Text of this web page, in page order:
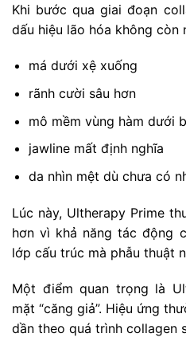
Khi bước qua giai đoạn
dấu hiệu lão hóa không còn
má dưới xệ xuống
rãnh cười sâu hơn
mô mềm vùng hàm dưới
jawline mất định nghĩa
da nhìn mệt dù chưa có
Lúc này, Ultherapy Prime
hơn vì khả năng tác động
lớp cấu trúc mà phẫu thuật
Một điểm quan trọng là
mặt “căng giả”. Hiệu ứng
dần theo quá trình collagen